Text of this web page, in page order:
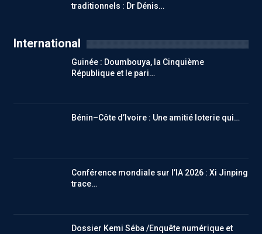
traditionnels : Dr Dénis…
International
Guinée : Doumbouya, la Cinquième
République et le pari…
Bénin–Côte d’Ivoire : Une amitié loterie qui…
Conférence mondiale sur l’IA 2026 : Xi Jinping
trace…
Dossier Kemi Séba /Enquête numérique et